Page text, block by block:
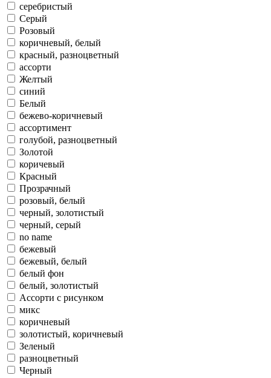
серебристый
Серый
Розовый
коричневый, белый
красный, разноцветный
ассорти
Желтый
синий
Белый
бежево-коричневый
ассортимент
голубой, разноцветный
Золотой
коричевый
Красный
Прозрачный
розовый, белый
черный, золотистый
черный, серый
no name
бежевый
бежевый, белый
белый фон
белый, золотистый
Ассорти с рисунком
микс
коричневый
золотистый, коричневый
Зеленый
разноцветный
Черный